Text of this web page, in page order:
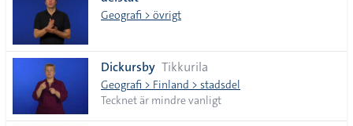
Geografi > övrigt
Dickursby Tikkurila
Geografi > Finland > stadsdel
Tecknet är mindre vanligt